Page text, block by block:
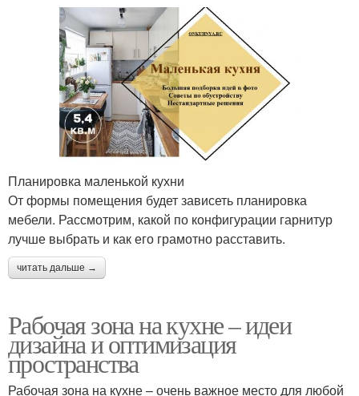
Планировка маленькой кухни
От формы помещения будет зависеть планировка
мебели. Рассмотрим, какой по конфигурации гарнитур
лучше выбрать и как его грамотно расставить.
читать дальше →
Рабочая зона на кухне – идеи
дизайна и оптимизация
пространства
Рабочая зона на кухне – очень важное место для любой